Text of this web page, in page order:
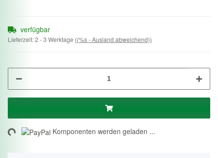
verfügbar
Lieferzeit:2 - 3 Werktage ((%s - Ausland abweichend))
Komponenten werden geladen ...